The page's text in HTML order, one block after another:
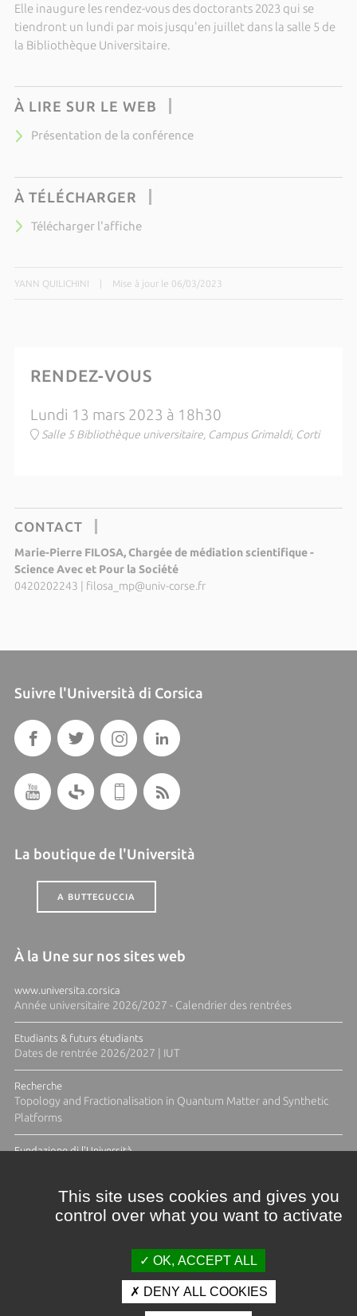
Elle inaugure les rendez-vous des doctorants 2023 qui se
tiendront un lundi par mois jusqu'en juillet dans la salle 5 de
la Bibliothèque Universitaire.
À LIRE SUR LE WEB
Présentation de la conférence
À TÉLÉCHARGER
Télécharger l'affiche
YANN QUILICHINI Mise à jour le 06/03/2023
RENDEZ-VOUS
Lundi 13 mars 2023 à 18h30
Salle 5 Bibliothèque universitaire, Campus Grimaldi, Corti
CONTACT
Marie-Pierre FILOSA, Chargée de médiation scientifique -
Science Avec et Pour la Société
0420202243
filosa_mp@univ-corse.fr
Suivre l'Università di Corsica
La boutique de l'Università
A BUTTEGUCCIA
À la Une sur nos sites web
www.universita.corsica
Année universitaire 2026/2027 - Calendrier des rentrées
Etudiants & futurs étudiants
Dates de rentrée 2026/2027 | IUT
Recherche
Topology and Fractionalisation in Quantum Matter and Synthetic
Platforms
Fundazione di l'Università
Crédits et mentions légales
This site uses cookies and gives you
control over what you want to activate
OK, ACCEPT ALL
DENY ALL COOKIES